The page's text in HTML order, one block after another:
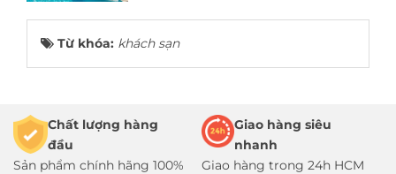
Từ khóa: khách sạn
Chất lượng hàng
đầu
Sản phẩm chính hãng 100%
Giao hàng siêu
nhanh
Giao hàng trong 24h HCM